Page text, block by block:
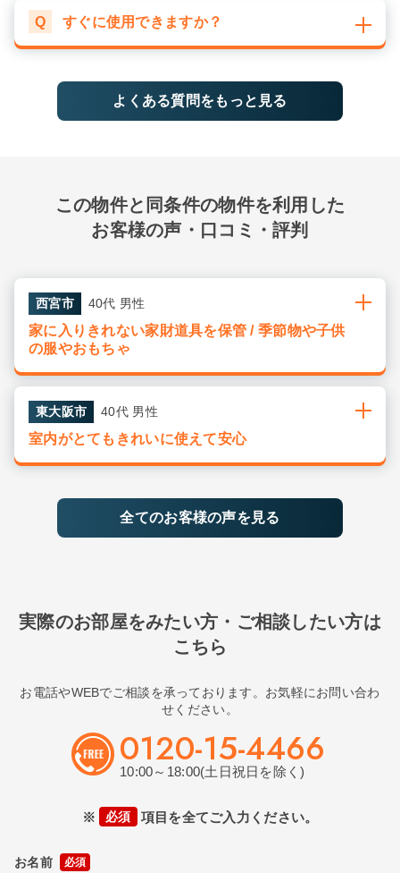
Q すぐに使用できますか？
よくある質問をもっと見る
この物件と同条件の物件を利用した
お客様の声・口コミ・評判
西宮市 40代 男性
家に入りきれない家財道具を保管 / 季節物や子供
の服やおもちゃ
東大阪市 40代 男性
室内がとてもきれいに使えて安心
全てのお客様の声を見る
実際のお部屋をみたい方・ご相談したい方は
こちら
お電話やWEBでご相談を承っております。お気軽にお問い合わ
せください。
0120-15-4466
10:00～18:00(土日祝日を除く)
※ 必須 項目を全てご入力ください。
お名前